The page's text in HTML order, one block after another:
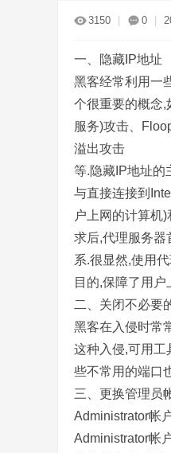
3150 0
一、隐藏IP地址
黑客经常利用一
个很重要的概念,
服务)攻击、
溢出攻击
等.隐藏IP地址的
与直接连接到
户上网的计算机
求后,代理服务器
系.很显然,使用
目的,保障了用
二、关闭不必要
黑客在入侵时常
这种入侵,可用工
些不常用的端口
三、更换管理员
Administrator帐
Administrator帐